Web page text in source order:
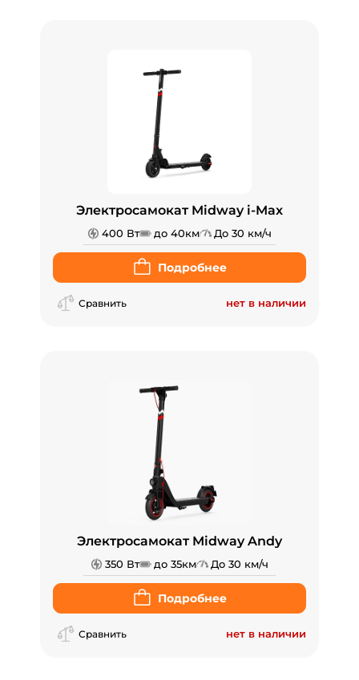
Электросамокат Midway i-Max
400 Вт до 40км До 30 км/ч
Подробнее
Сравнить нет в наличии
Электросамокат Midway Andy
350 Вт до 35км До 30 км/ч
Подробнее
Сравнить нет в наличии